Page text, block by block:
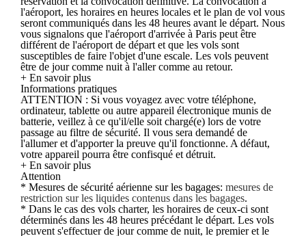
l'aéroport, les horaires en heures locales et le plan de vol vous
seront communiqués dans les 48 heures avant le départ. Nous
vous signalons que l'aéroport d'arrivée à Paris peut être
différent de l'aéroport de départ et que les vols sont
susceptibles de faire l'objet d'une escale. Les vols peuvent
être de jour comme nuit à l'aller comme au retour.
+ En savoir plus
Informations pratiques
ATTENTION : Si vous voyagez avec votre téléphone,
ordinateur, tablette ou autre appareil électronique munis de
batterie, veillez à ce qu'il/elle soit chargé(e) lors de votre
passage au filtre de sécurité. Il vous sera demandé de
l'allumer et d'apporter la preuve qu'il fonctionne. A défaut,
votre appareil pourra être confisqué et détruit.
+ En savoir plus
Attention
* Mesures de sécurité aérienne sur les bagages: mesures de
restriction sur les liquides contenus dans les bagages.
* Dans le cas des vols charter, les horaires de ceux-ci sont
déterminés dans les 48 heures précédant le départ. Les vols
peuvent s'effectuer de jour comme de nuit, le premier et le